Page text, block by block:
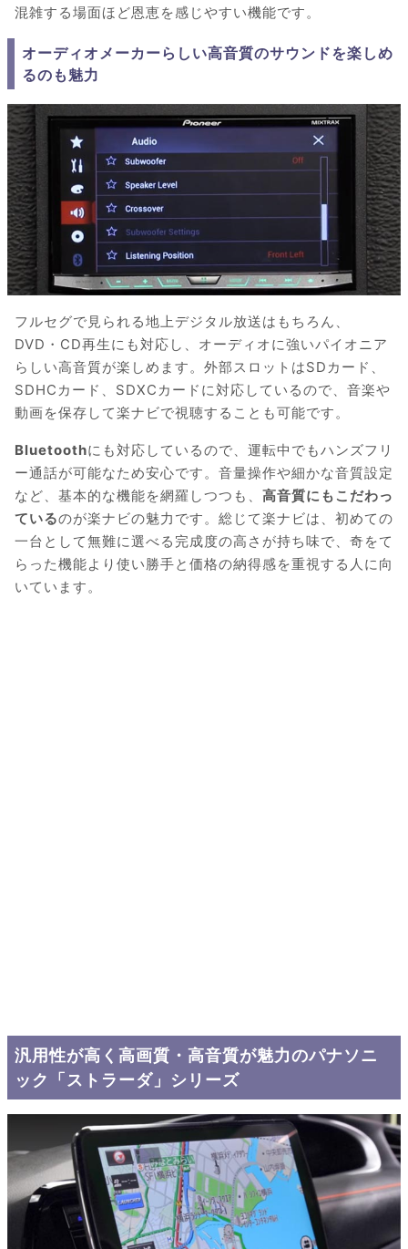
混雑する場面ほど恩恵を感じやすい機能です。
オーディオメーカーらしい高音質のサウンドを楽しめ
るのも魅力
フルセグで見られる地上デジタル放送はもちろん、
DVD・CD再生にも対応し、オーディオに強いパイオニア
らしい高音質が楽しめます。外部スロットはSDカード、
SDHCカード、SDXCカードに対応しているので、音楽や
動画を保存して楽ナビで視聴することも可能です。
Bluetoothにも対応しているので、運転中でもハンズフリ
ー通話が可能なため安心です。音量操作や細かな音質設定
など、基本的な機能を網羅しつつも、 高音質にもこだわっ
ているのが楽ナビの魅力です。総じて楽ナビは、初めての
一台として無難に選べる完成度の高さが持ち味で、奇をて
らった機能より使い勝手と価格の納得感を重視する人に向
いています。
汎用性が高く高画質・高音質が魅力のパナソニ
ック「ストラーダ」シリーズ